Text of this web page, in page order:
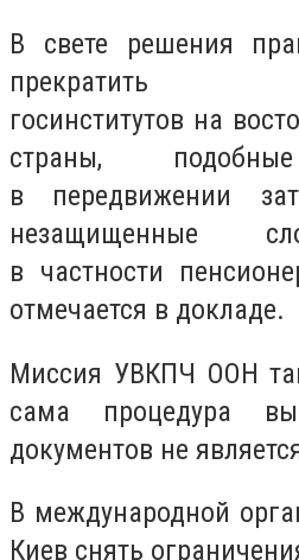
В свете решения
прекратить
госинститутов на
страны,
в передвижении
незащищенные
в частности
отмечается в докладе.
Миссия УВКПЧ ООН
сама процедура
документов не
В международной
Киев снять